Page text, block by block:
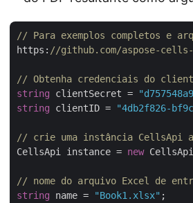
// Para exemplos completos e
https: //github.com/aspose-
// Obtenha credenciais do
string clientSecret =
string clientID = "4db2f826-
// crie uma instância CellsApi
CellsApi instance = new
// nome do arquivo Excel de
string name = "Book1.xlsx"